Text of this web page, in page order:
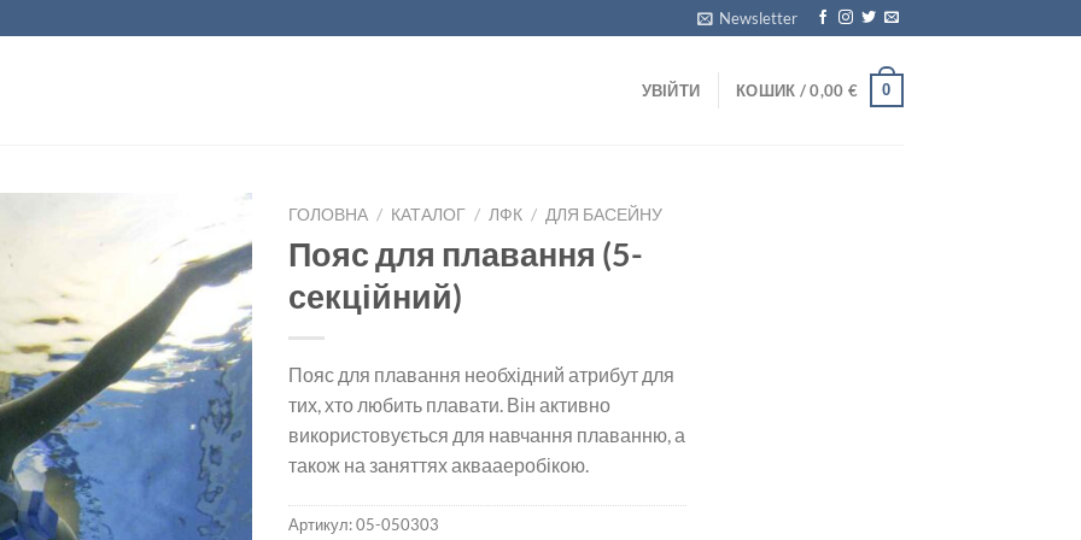
Newsletter
УВІЙТИ КОШИК /0,00 € 0
ГОЛОВНА / КАТАЛОГ / ЛФК / ДЛЯ БАСЕЙНУ
Пояс для плавання (5-
секційний)
Пояс для плавання необхідний атрибут для
тих, хто любить плавати. Він активно
використовується для навчання плаванню, а
також на заняттях аквааеробікою.
Артикул:05-050303